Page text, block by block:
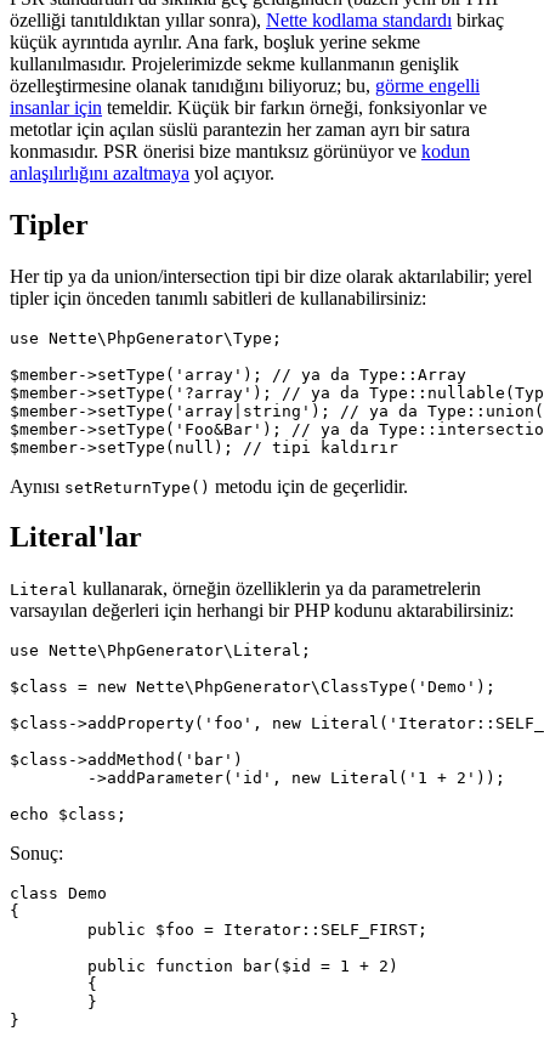
özelliği tanıtıldıktan yıllar sonra), Nette kodlama standardı birkaç
küçük ayrıntıda ayrılır. Ana fark, boşluk yerine sekme
kullanılmasıdır. Projelerimizde sekme kullanmanın genişlik
özelleştirmesine olanak tanıdığını biliyoruz; bu, görme engelli
insanlar için temeldir. Küçük bir farkın örneği, fonksiyonlar ve
metotlar için açılan süslü parantezin her zaman ayrı bir satıra
konmasıdır. PSR önerisi bize mantıksız görünüyor ve kodun
anlaşılırlığını azaltmaya yol açıyor.
Tipler
Her tip ya da union/intersection tipi bir dize olarak aktarılabilir; yerel
tipler için önceden tanımlı sabitleri de kullanabilirsiniz:
use Nette\PhpGenerator\Type;
$member->setType('array'); // ya da Type::Array
$member->setType('?array'); // ya da
$member->setType('array|string'); // ya da
$member->setType('Foo&Bar'); // ya da
Aynısı setReturnType() metodu için de geçerlidir.
Literal'lar
Literal kullanarak, örneğin özelliklerin ya da parametrelerin
varsayılan değerleri için herhangi bir PHP kodunu aktarabilirsiniz:
use Nette\PhpGenerator\Literal;
$class = new Nette\PhpGenerator\ClassType('Demo');
$class->addProperty('foo', new
$class->addMethod('bar')
Sonuç:
class Demo
{